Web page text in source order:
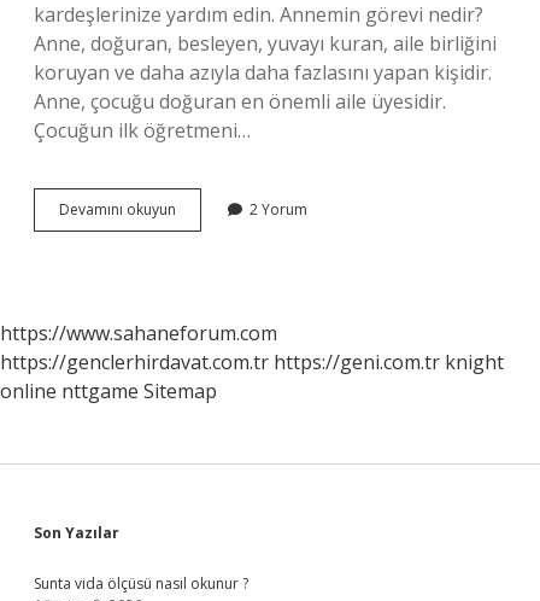
kardeşlerinize yardım edin. Annemin görevi nedir?
Anne, doğuran, besleyen, yuvayı kuran, aile birliğini
koruyan ve daha azıyla daha fazlasını yapan kişidir.
Anne, çocuğu doğuran en önemli aile üyesidir.
Çocuğun ilk öğretmeni…
Devamını okuyun
Annenin
2 Yorum
https://www.sahaneforum.com
https://genclerhirdavat.com.tr https://geni.com.tr knight
online nttgame Sitemap
Sidebar
Son Yazılar
Sunta vida ölçüsü nasıl okunur ?